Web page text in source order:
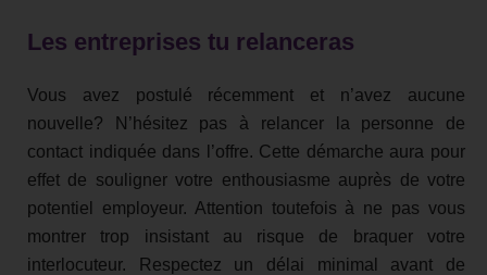
Les entreprises tu relanceras
Vous avez postulé récemment et n’avez aucune
nouvelle? N’hésitez pas à relancer la personne de
contact indiquée dans l’offre. Cette démarche aura pour
effet de souligner votre enthousiasme auprès de votre
potentiel employeur. Attention toutefois à ne pas vous
montrer trop insistant au risque de braquer votre
interlocuteur. Respectez un délai minimal avant de